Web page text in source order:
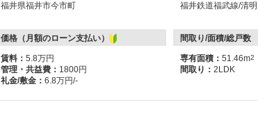
福井県福井市今市町 福井鉄道福武線/清明
価格（月額のローン支払い） 間取り/面積/総戸数
賃料： 5.8万円
管理・共益費： 1800円
礼金/敷金： 6.8万円/-
専有面積： 51.46m2
間取り： 2LDK